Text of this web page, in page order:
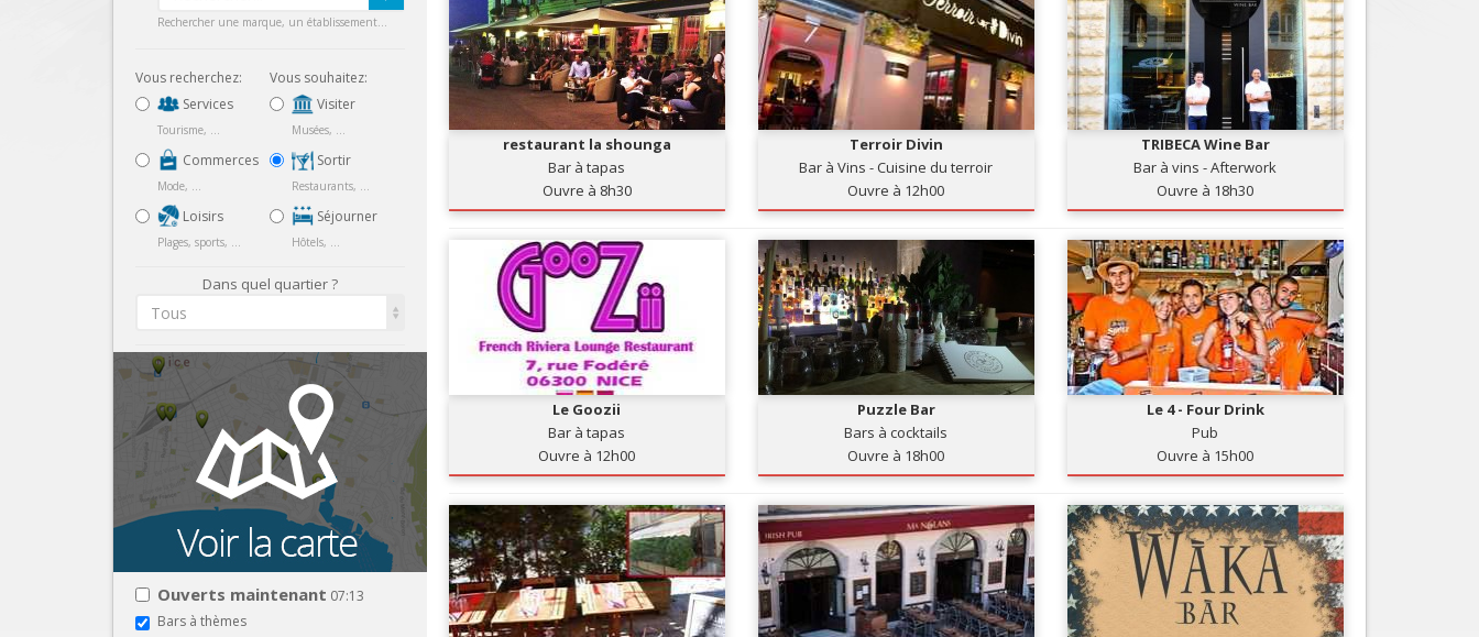
Mode, ...
Loisirs
Plages, sports, ...
Services
Tourisme, ...
Nice le petit Marais Niçois
Nice la plaine du Var
Nice le Carré d’Or
Rechercher une marque, un établissement...
Vous recherchez:
Services
Tourisme, ...
Commerces
Mode, ...
Loisirs
Plages, sports, ...
Vous souhaitez:
Visiter
Musées, ...
Sortir
Restaurants, ...
Séjourner
Hôtels, ...
Dans quel quartier ?
Tous
Ouverts maintenant 07:13
Bars à thèmes
restaurant la shounga
Bar à tapas
Ouvre à 8h30
Terroir Divin
Bar à Vins - Cuisine du terroir
Ouvre à 12h00
TRIBECA Wine Bar
Bar à vins - Afterwork
Ouvre à 18h30
Le Goozii
Bar à tapas
Ouvre à 12h00
Puzzle Bar
Bars à cocktails
Ouvre à 18h00
Le 4 - Four Drink
Pub
Ouvre à 15h00